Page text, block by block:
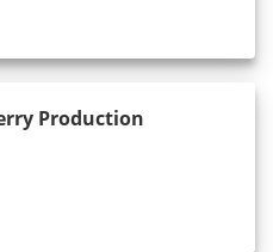
Production